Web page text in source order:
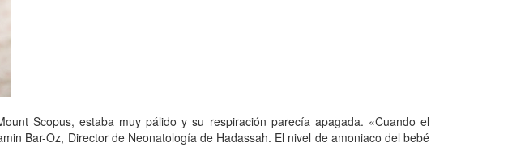
Scopus, estaba muy pálido y su respiración parecía apagada. «Cuando el
Bar-Oz, Director de Neonatología de Hadassah. El nivel de amoniaco del bebé